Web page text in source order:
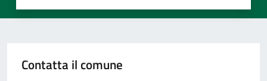
Contatta il comune